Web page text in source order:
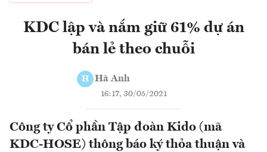
KDC lập và nắm giữ 61% dự án
bán lẻ theo chuỗi
H Hà Anh
16:17, 30/05/2021
Công ty Cổ phần Tập đoàn Kido (mã
KDC-HOSE) thông báo ký thỏa thuận và